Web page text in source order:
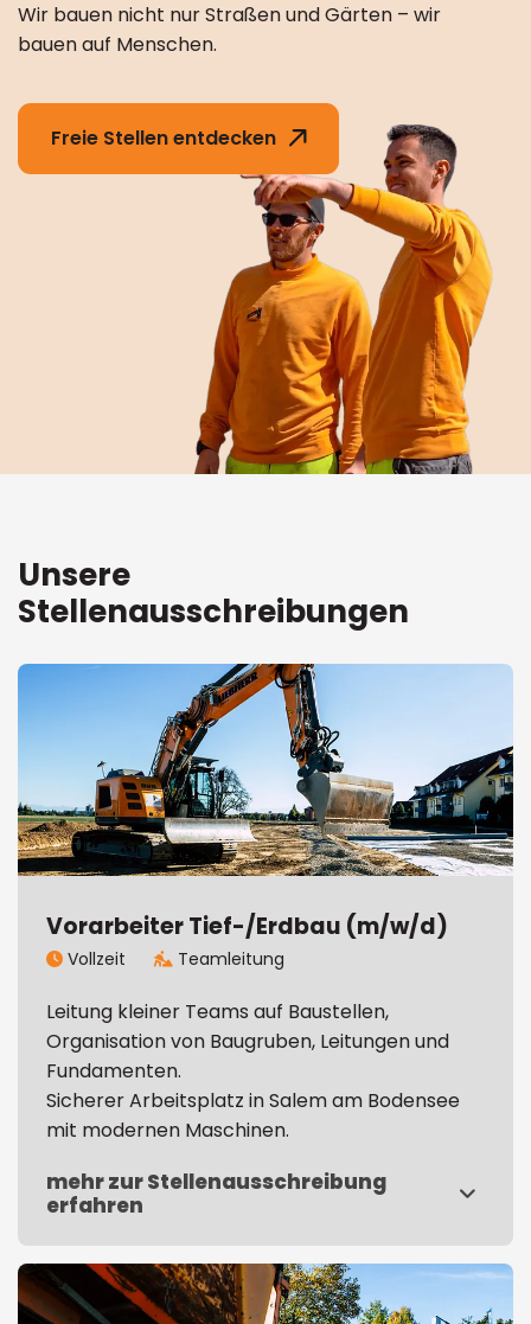
Wir bauen nicht nur Straßen und Gärten – wir
bauen auf Menschen.
Freie Stellen entdecken
Unsere
Stellenausschreibungen
Vorarbeiter Tief-/Erdbau (m/w/d)
 Vollzeit Teamleitung
Leitung kleiner Teams auf Baustellen,
Organisation von Baugruben, Leitungen und
Fundamenten.
Sicherer Arbeitsplatz in Salem am Bodensee
mit modernen Maschinen.
mehr zur Stellenausschreibung
erfahren